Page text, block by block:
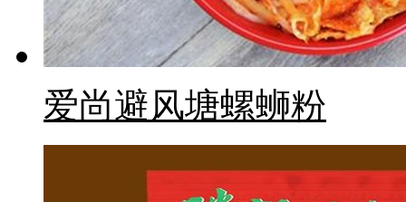
爱尚避风塘螺蛳粉